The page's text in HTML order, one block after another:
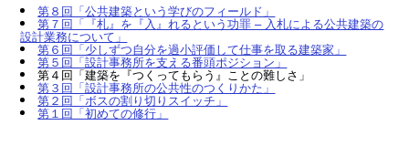
第８回「公共建築という学びのフィールド」
第７回「『札』を『入』れるという功罪 – 入札による公共建築の
設計業務について」
第６回「少しずつ自分を過小評価して仕事を取る建築家」
第５回「設計事務所を支える番頭ポジション」
第４回「建築を『つくってもらう』ことの難しさ」
第３回「設計事務所の公共性のつくりかた」
第２回「ボスの割り切りスイッチ」
第１回「初めての修行」